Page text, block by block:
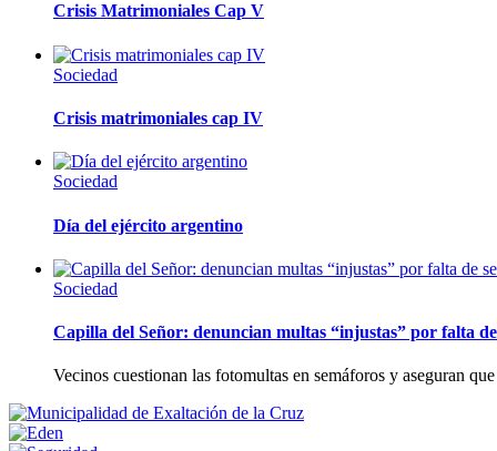
Crisis Matrimoniales Cap V
Sociedad
Crisis matrimoniales cap IV
Sociedad
Día del ejército argentino
Sociedad
Capilla del Señor: denuncian multas “injustas” por falta
Vecinos cuestionan las fotomultas en semáforos y aseguran